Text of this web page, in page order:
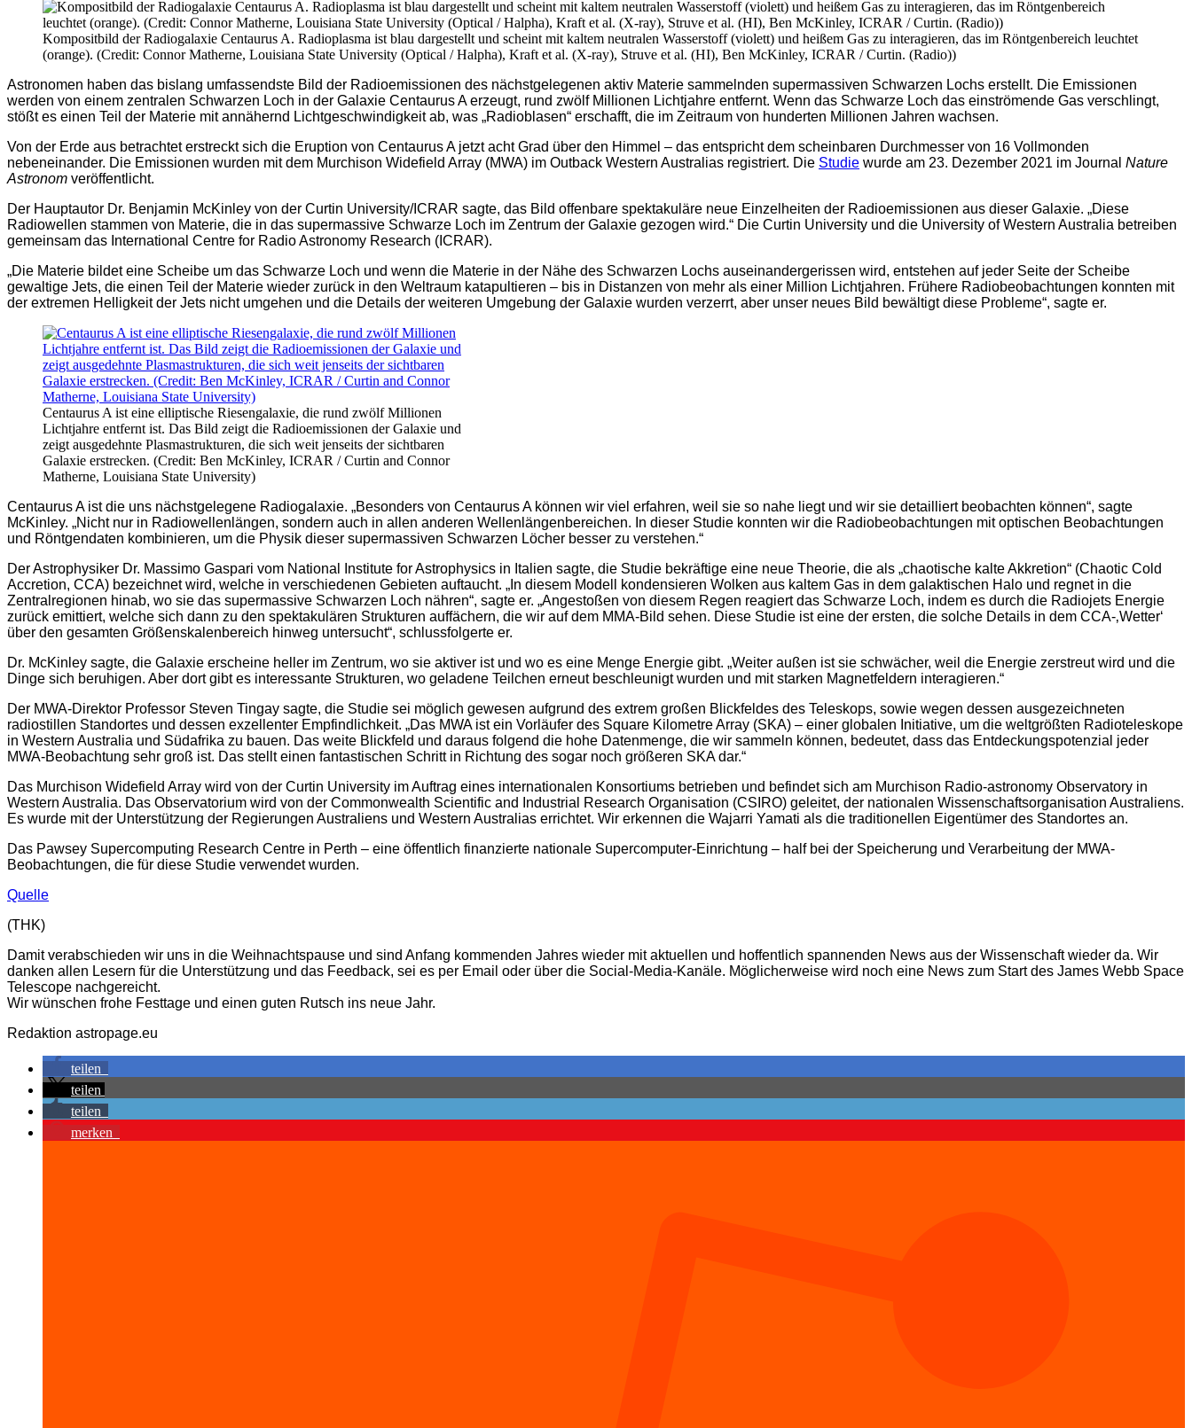
Kompositbild der Radiogalaxie Centaurus A. Radioplasma ist blau dargestellt und scheint mit kaltem neutralen Wasserstoff (violett) und heißem Gas zu interagieren, das im Röntgenbereich leuchtet
(orange). (Credit: Connor Matherne, Louisiana State University (Optical / Halpha), Kraft et al. (X-ray), Struve et al. (HI), Ben McKinley, ICRAR / Curtin. (Radio))
Astronomen haben das bislang umfassendste Bild der Radioemissionen des nächstgelegenen aktiv Materie sammelnden supermassiven Schwarzen Lochs erstellt. Die Emissionen
werden von einem zentralen Schwarzen Loch in der Galaxie Centaurus A erzeugt, rund zwölf Millionen Lichtjahre entfernt. Wenn das Schwarze Loch das einströmende Gas verschlingt,
stößt es einen Teil der Materie mit annähernd Lichtgeschwindigkeit ab, was „Radioblasen“ erschafft, die im Zeitraum von hunderten Millionen Jahren wachsen.
Von der Erde aus betrachtet erstreckt sich die Eruption von Centaurus A jetzt acht Grad über den Himmel – das entspricht dem scheinbaren Durchmesser von 16 Vollmonden
nebeneinander. Die Emissionen wurden mit dem Murchison Widefield Array (MWA) im Outback Western Australias registriert. Die Studie wurde am 23. Dezember 2021 im Journal Nature
Astronom veröffentlicht.
Der Hauptautor Dr. Benjamin McKinley von der Curtin University/ICRAR sagte, das Bild offenbare spektakuläre neue Einzelheiten der Radioemissionen aus dieser Galaxie. „Diese
Radiowellen stammen von Materie, die in das supermassive Schwarze Loch im Zentrum der Galaxie gezogen wird.“ Die Curtin University und die University of Western Australia betreiben
gemeinsam das International Centre for Radio Astronomy Research (ICRAR).
„Die Materie bildet eine Scheibe um das Schwarze Loch und wenn die Materie in der Nähe des Schwarzen Lochs auseinandergerissen wird, entstehen auf jeder Seite der Scheibe
gewaltige Jets, die einen Teil der Materie wieder zurück in den Weltraum katapultieren – bis in Distanzen von mehr als einer Million Lichtjahren. Frühere Radiobeobachtungen konnten mit
der extremen Helligkeit der Jets nicht umgehen und die Details der weiteren Umgebung der Galaxie wurden verzerrt, aber unser neues Bild bewältigt diese Probleme“, sagte er.
Centaurus A ist eine elliptische Riesengalaxie, die rund zwölf Millionen
Lichtjahre entfernt ist. Das Bild zeigt die Radioemissionen der Galaxie und
zeigt ausgedehnte Plasmastrukturen, die sich weit jenseits der sichtbaren
Galaxie erstrecken. (Credit: Ben McKinley, ICRAR / Curtin and Connor
Matherne, Louisiana State University)
Centaurus A ist die uns nächstgelegene Radiogalaxie. „Besonders von Centaurus A können wir viel erfahren, weil sie so nahe liegt und wir sie detailliert beobachten können“, sagte
McKinley. „Nicht nur in Radiowellenlängen, sondern auch in allen anderen Wellenlängenbereichen. In dieser Studie konnten wir die Radiobeobachtungen mit optischen Beobachtungen
und Röntgendaten kombinieren, um die Physik dieser supermassiven Schwarzen Löcher besser zu verstehen.“
Der Astrophysiker Dr. Massimo Gaspari vom National Institute for Astrophysics in Italien sagte, die Studie bekräftige eine neue Theorie, die als „chaotische kalte Akkretion“ (Chaotic Cold
Accretion, CCA) bezeichnet wird, welche in verschiedenen Gebieten auftaucht. „In diesem Modell kondensieren Wolken aus kaltem Gas in dem galaktischen Halo und regnet in die
Zentralregionen hinab, wo sie das supermassive Schwarzen Loch nähren“, sagte er. „Angestoßen von diesem Regen reagiert das Schwarze Loch, indem es durch die Radiojets Energie
zurück emittiert, welche sich dann zu den spektakulären Strukturen auffächern, die wir auf dem MMA-Bild sehen. Diese Studie ist eine der ersten, die solche Details in dem CCA-‚Wetter‘
über den gesamten Größenskalenbereich hinweg untersucht“, schlussfolgerte er.
Dr. McKinley sagte, die Galaxie erscheine heller im Zentrum, wo sie aktiver ist und wo es eine Menge Energie gibt. „Weiter außen ist sie schwächer, weil die Energie zerstreut wird und die
Dinge sich beruhigen. Aber dort gibt es interessante Strukturen, wo geladene Teilchen erneut beschleunigt wurden und mit starken Magnetfeldern interagieren.“
Der MWA-Direktor Professor Steven Tingay sagte, die Studie sei möglich gewesen aufgrund des extrem großen Blickfeldes des Teleskops, sowie wegen dessen ausgezeichneten
radiostillen Standortes und dessen exzellenter Empfindlichkeit. „Das MWA ist ein Vorläufer des Square Kilometre Array (SKA) – einer globalen Initiative, um die weltgrößten Radioteleskope
in Western Australia und Südafrika zu bauen. Das weite Blickfeld und daraus folgend die hohe Datenmenge, die wir sammeln können, bedeutet, dass das Entdeckungspotenzial jeder
MWA-Beobachtung sehr groß ist. Das stellt einen fantastischen Schritt in Richtung des sogar noch größeren SKA dar.“
Das Murchison Widefield Array wird von der Curtin University im Auftrag eines internationalen Konsortiums betrieben und befindet sich am Murchison Radio-astronomy Observatory in
Western Australia. Das Observatorium wird von der Commonwealth Scientific and Industrial Research Organisation (CSIRO) geleitet, der nationalen Wissenschaftsorganisation Australiens.
Es wurde mit der Unterstützung der Regierungen Australiens und Western Australias errichtet. Wir erkennen die Wajarri Yamati als die traditionellen Eigentümer des Standortes an.
Das Pawsey Supercomputing Research Centre in Perth – eine öffentlich finanzierte nationale Supercomputer-Einrichtung – half bei der Speicherung und Verarbeitung der MWA-
Beobachtungen, die für diese Studie verwendet wurden.
Quelle
(THK)
Damit verabschieden wir uns in die Weihnachtspause und sind Anfang kommenden Jahres wieder mit aktuellen und hoffentlich spannenden News aus der Wissenschaft wieder da. Wir
danken allen Lesern für die Unterstützung und das Feedback, sei es per Email oder über die Social-Media-Kanäle. Möglicherweise wird noch eine News zum Start des James Webb Space
Telescope nachgereicht.
Wir wünschen frohe Festtage und einen guten Rutsch ins neue Jahr.
Redaktion astropage.eu
teilen
teilen
teilen
merken